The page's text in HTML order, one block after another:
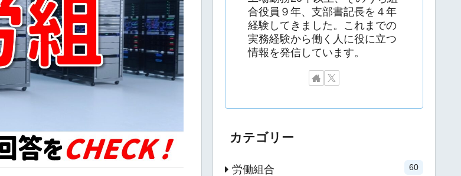
合役員９年、支部書記長を４年
経験してきました。これまでの
実務経験から働く人に役に立つ
情報を発信しています。
カテゴリー
労働組合 60